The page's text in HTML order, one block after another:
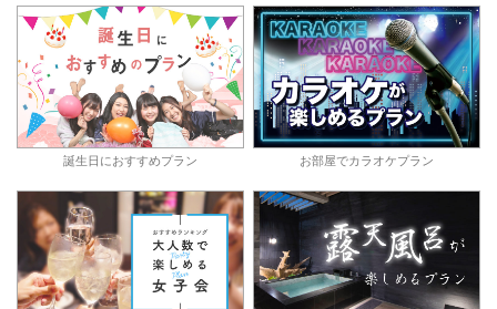
誕生日におすすめプラン お部屋でカラオケプラン